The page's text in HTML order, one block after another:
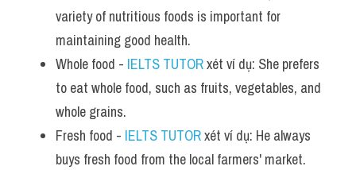
variety of nutritious foods is important for
maintaining good health.
Whole food - IELTS TUTOR xét ví dụ: She prefers
to eat whole food, such as fruits, vegetables, and
whole grains.
Fresh food - IELTS TUTOR xét ví dụ: He always
buys fresh food from the local farmers' market.